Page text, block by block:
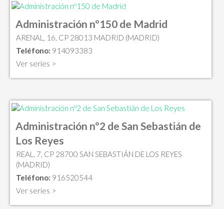
Administración nº150 de Madrid
ARENAL, 16, CP 28013 MADRID (MADRID)
Teléfono: 914093383
Ver series >
Administración nº2 de San Sebastián de
Los Reyes
REAL, 7, CP 28700 SAN SEBASTIÁN DE LOS REYES
(MADRID)
Teléfono: 916520544
Ver series >